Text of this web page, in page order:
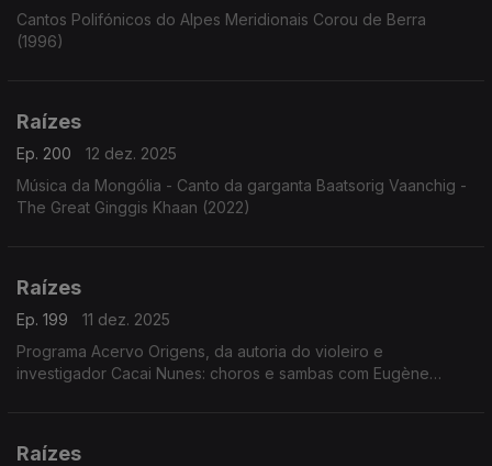
Cantos Polifónicos do Alpes Meridionais Corou de Berra
(1996)
Raízes
Ep. 200
12 dez. 2025
Música da Mongólia - Canto da garganta Baatsorig Vaanchig -
The Great Ginggis Khaan (2022)
Raízes
Ep. 199
11 dez. 2025
Programa Acervo Origens, da autoria do violeiro e
investigador Cacai Nunes: choros e sambas com Eugène
Raízes